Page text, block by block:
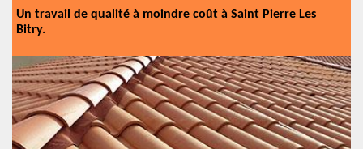
Un travail de qualité à moindre coût à Saint Pierre Les
Bitry.